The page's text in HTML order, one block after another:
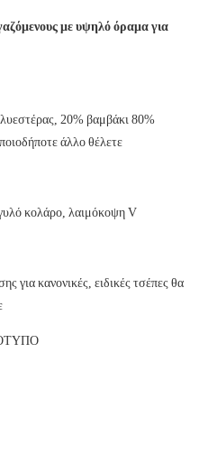
με υψηλό όραμα για
20% βαμβάκι 80%
άλλο θέλετε
κολάρο, λαιμόκοψη V
για κανονικές, ειδικές τσέπες θα